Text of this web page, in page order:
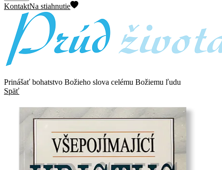
KontaktNa stiahnutie
Prinášať bohatstvo Božieho slova celému Božiemu ľudu
Späť